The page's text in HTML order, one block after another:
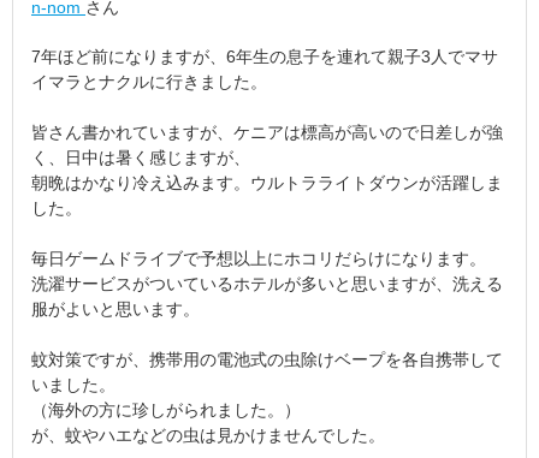
n-nom さん
7年ほど前になりますが、6年生の息子を連れて親子3人でマサ
イマラとナクルに行きました。
皆さん書かれていますが、ケニアは標高が高いので日差しが強
く、日中は暑く感じますが、
朝晩はかなり冷え込みます。ウルトラライトダウンが活躍しま
した。
毎日ゲームドライブで予想以上にホコリだらけになります。
洗濯サービスがついているホテルが多いと思いますが、洗える
服がよいと思います。
蚊対策ですが、携帯用の電池式の虫除けベープを各自携帯して
いました。
（海外の方に珍しがられました。）
が、蚊やハエなどの虫は見かけませんでした。